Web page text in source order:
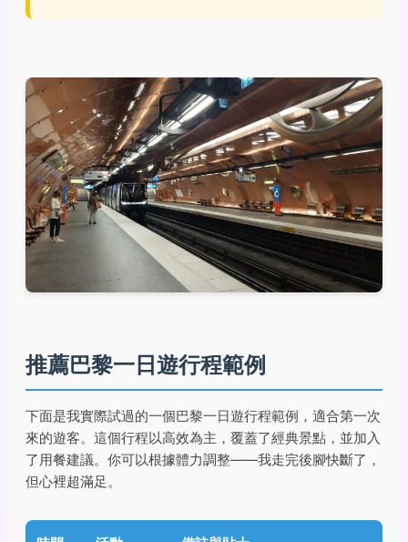
推薦巴黎一日遊行程範例
下面是我實際試過的一個巴黎一日遊行程範例，適合第一次
來的遊客。這個行程以高效為主，覆蓋了經典景點，並加入
了用餐建議。你可以根據體力調整——我走完後腳快斷了，
但心裡超滿足。